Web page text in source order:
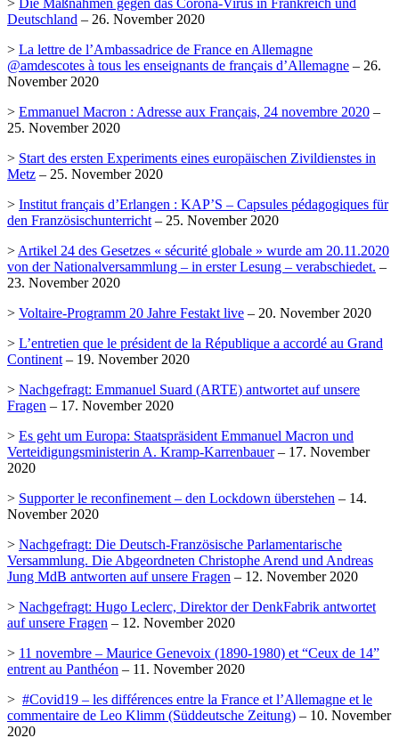
Deutschland – 26. November 2020
> La lettre de l’Ambassadrice de France en Allemagne
@amdescotes à tous les enseignants de français d’Allemagne – 26.
November 2020
> Emmanuel Macron : Adresse aux Français, 24 novembre 2020 –
25. November 2020
> Start des ersten Experiments eines europäischen Zivildienstes in
Metz – 25. November 2020
> Institut français d’Erlangen : KAP’S – Capsules pédagogiques für
den Französischunterricht – 25. November 2020
> Artikel 24 des Gesetzes « sécurité globale » wurde am 20.11.2020
von der Nationalversammlung – in erster Lesung – verabschiedet. –
23. November 2020
> Voltaire-Programm 20 Jahre Festakt live – 20. November 2020
> L’entretien que le président de la République a accordé au Grand
Continent – 19. November 2020
> Nachgefragt: Emmanuel Suard (ARTE) antwortet auf unsere
Fragen – 17. November 2020
> Es geht um Europa: Staatspräsident Emmanuel Macron und
Verteidigungsministerin A. Kramp-Karrenbauer– 17. November
2020
> Supporter le reconfinement – den Lockdown überstehen – 14.
November 2020
> Nachgefragt: Die Deutsch-Französische Parlamentarische
Versammlung. Die Abgeordneten Christophe Arend und Andreas
Jung MdB antworten auf unsere Fragen – 12. November 2020
> Nachgefragt: Hugo Leclerc, Direktor der DenkFabrik antwortet
auf unsere Fragen – 12. November 2020
> 11 novembre – Maurice Genevoix (1890-1980) et “Ceux de 14”
entrent au Panthéon – 11. November 2020
> #Covid19 – les différences entre la France et l’Allemagne et le
commentaire de Leo Klimm (Süddeutsche Zeitung) – 10. November
2020